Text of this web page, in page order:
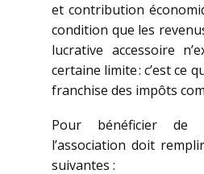
et contribution
condition que les
lucrative accessoire
certaine limite : c’est ce
franchise des impôts
Pour bénéficier de
l’association doit
suivantes :